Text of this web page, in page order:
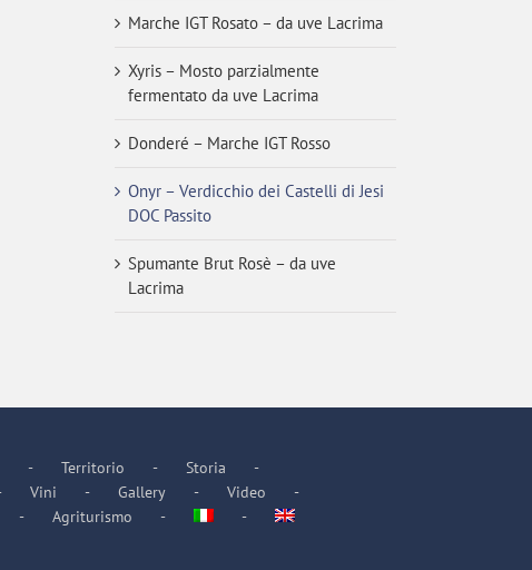
Marche IGT Rosato – da uve Lacrima
Xyris – Mosto parzialmente
fermentato da uve Lacrima
Donderé – Marche IGT Rosso
Onyr – Verdicchio dei Castelli di Jesi
DOC Passito
Spumante Brut Rosè – da uve
Lacrima
Territorio
Storia
Vini Gallery
Video
Agriturismo